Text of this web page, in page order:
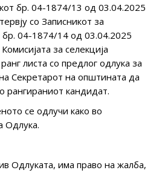
бр. 04-1874/13 од 03.04.2025
со Записникот за
бр. 04-1874/14 од 03.04.2025
за селекција
листа со предлог одлука за
Секретарот на општината да
рангираниот кандидат.
се одлучи како во
Одлука.
Одлуката, има право на жалба,